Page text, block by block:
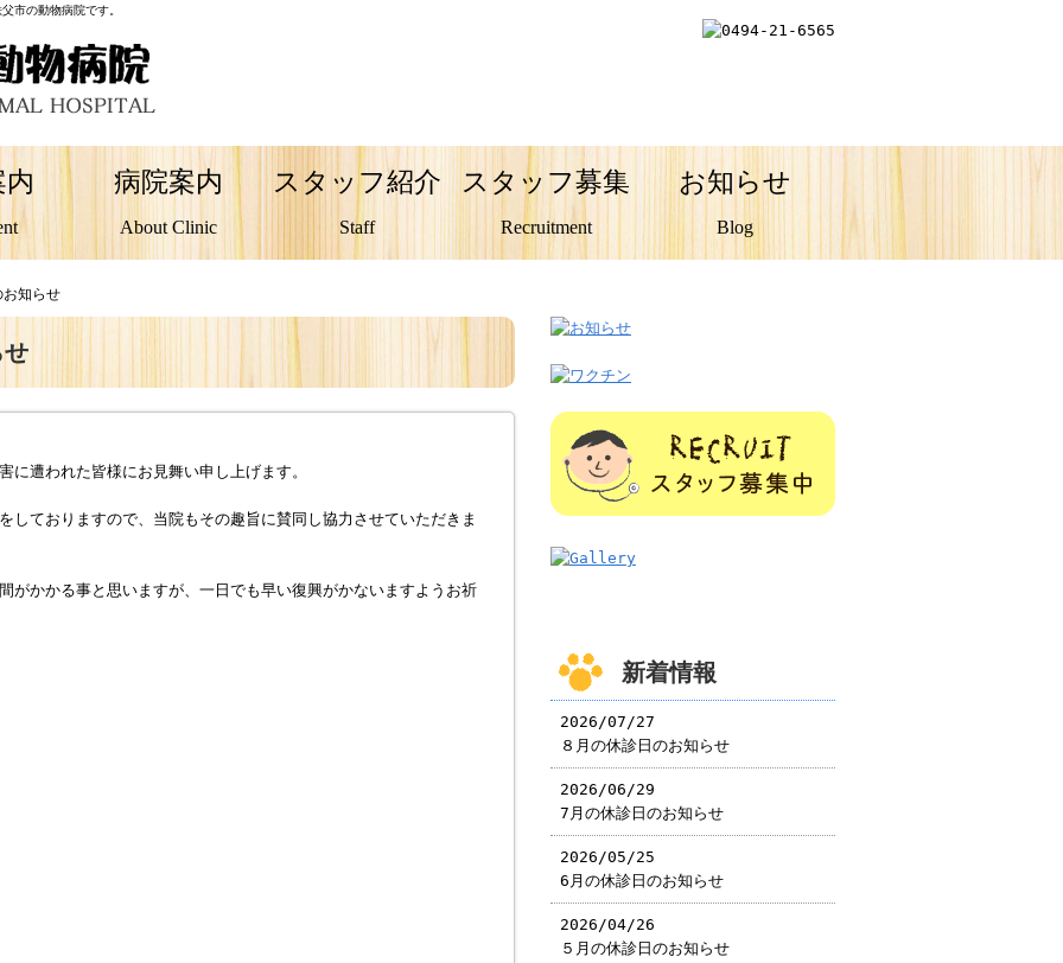
市の動物病院です。
病院案内
About Clinic
スタッフ紹介
Staff
スタッフ募集
Recruitment
お知らせ
Blog
知らせ
せ
に遭われた皆様にお見舞い申し上げます。
しておりますので、当院もその趣旨に賛同し協力させていただきま
がかかる事と思いますが、一日でも早い復興がかないますようお祈
新着情報
2026/07/27
８月の休診日のお知らせ
2026/06/29
7月の休診日のお知らせ
2026/05/25
6月の休診日のお知らせ
2026/04/26
５月の休診日のお知らせ